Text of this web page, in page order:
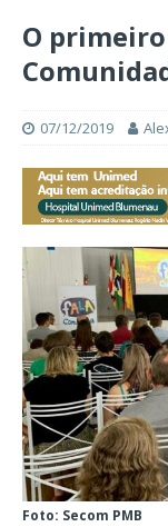
O
07/12/2019
Foto: Secom PMB